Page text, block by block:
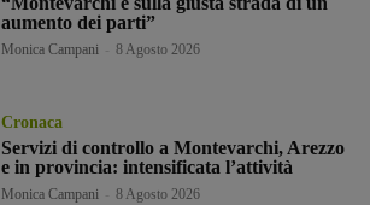
aumento dei parti”
Monica Campani 8 Agosto 2026
Cronaca
Servizi di controllo a Montevarchi, Arezzo
e in provincia: intensificata l’attività
Monica Campani 8 Agosto 2026